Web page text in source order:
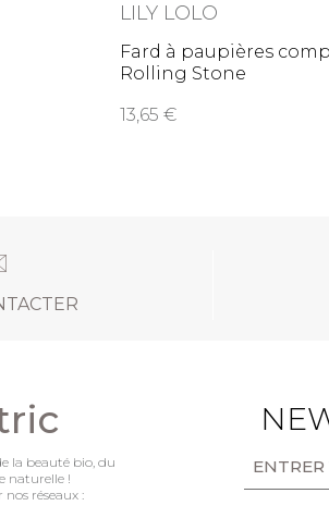
LILY LOLO
Fard à paupières
Rolling Stone
13,65
la beauté bio, du
naturelle !
réseaux :